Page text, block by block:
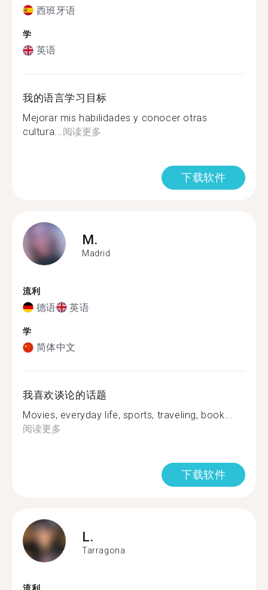
西班牙语
学
英语
我的语言学习目标
Mejorar mis habilidades y conocer otras
cultura...阅读更多
下载软件
M.
Madrid
流利
德语 英语
学
简体中文
我喜欢谈论的话题
Movies, everyday life, sports, traveling, book...
阅读更多
下载软件
L.
Tarragona